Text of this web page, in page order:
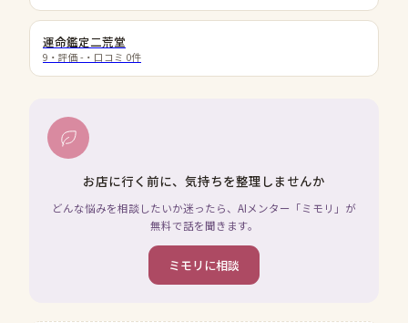
運命鑑定二荒堂
9 ・評価 - ・口コミ 0件
お店に行く前に、気持ちを整理しませんか
どんな悩みを相談したいか迷ったら、AIメンター「ミモリ」が
無料で話を聞きます。
ミモリに相談